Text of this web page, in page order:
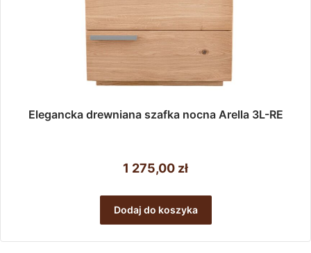
Elegancka drewniana szafka nocna Arella 3L-RE
1 275,00 zł
Dodaj do koszyka